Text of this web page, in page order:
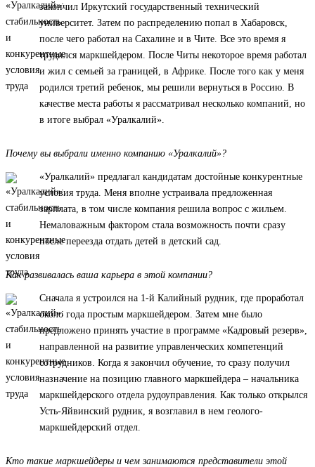
закончил Иркутский государственный технический
университет. Затем по распределению попал в Хабаровск,
после чего работал на Сахалине и в Чите. Все это время я
трудился маркшейдером. После Читы некоторое время работал
и жил с семьей за границей, в Африке. После того как у меня
родился третий ребенок, мы решили вернуться в Россию. В
качестве места работы я рассматривал несколько компаний, но
в итоге выбрал «Уралкалий».
Почему вы выбрали именно компанию «Уралкалий»?
«Уралкалий» предлагал кандидатам достойные конкурентные
условия труда. Меня вполне устраивала предложенная
зарплата, в том числе компания решила вопрос с жильем.
Немаловажным фактором стала возможность почти сразу
после переезда отдать детей в детский сад.
Как развивалась ваша карьера в этой компании?
Сначала я устроился на 1-й Калийный рудник, где проработал
около года простым маркшейдером. Затем мне было
предложено принять участие в программе «Кадровый резерв»,
направленной на развитие управленческих компетенций
сотрудников. Когда я закончил обучение, то сразу получил
назначение на позицию главного маркшейдера – начальника
маркшейдерского отдела рудоуправления. Как только открылся
Усть-Яйвинский рудник, я возглавил в нем геолого-
маркшейдерский отдел.
Кто такие маркшейдеры и чем занимаются представители этой